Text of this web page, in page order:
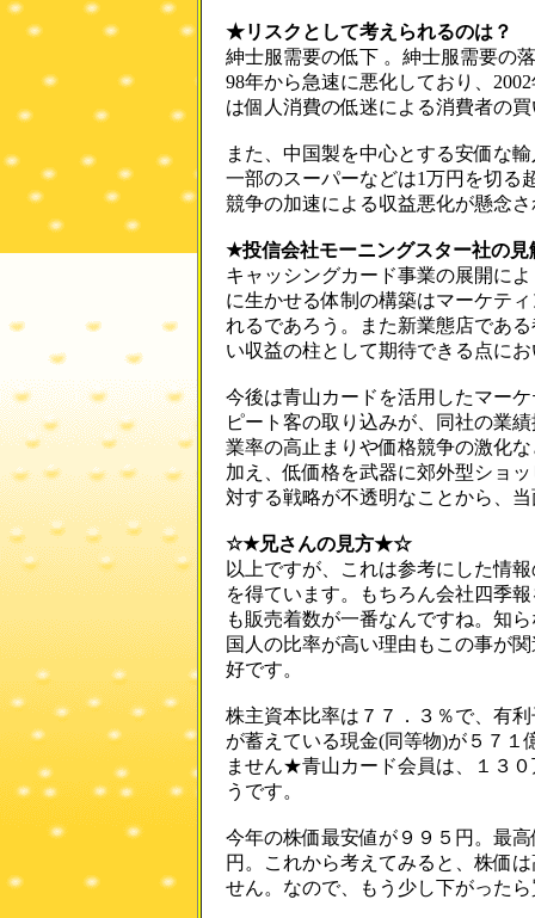
★リスクとして考えられるのは？
紳士服需要の低下 。紳士服需要の
98年から急速に悪化しており、
は個人消費の低迷による消費者の
また、中国製を中心とする安価な
一部のスーパーなどは1万円を切る
競争の加速による収益悪化が懸念
★投信会社モーニングスター社の見
キャッシングカード事業の展開に
に生かせる体制の構築はマーケテ
れるであろう。また新業態店であ
い収益の柱として期待できる点に
今後は青山カードを活用したマー
ピート客の取り込みが、同社の業
業率の高止まりや価格競争の激化
加え、低価格を武器に郊外型ショ
対する戦略が不透明なことから、
☆★兄さんの見方★☆
以上ですが、これは参考にした情
を得ています。もちろん会社四季
も販売着数が一番なんですね。知
国人の比率が高い理由もこの事が
好です。
株主資本比率は７７．３％で、有
が蓄えている現金(同等物)が５７
ません★青山カード会員は、１３
うです。
今年の株価最安値が９９５円。最
円。これから考えてみると、株価
せん。なので、もう少し下がった